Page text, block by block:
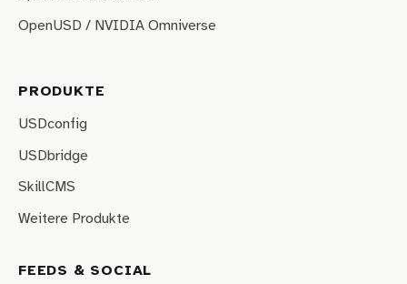
OpenUSD / NVIDIA Omniverse
PRODUKTE
USDconfig
USDbridge
SkillCMS
Weitere Produkte
FEEDS & SOCIAL